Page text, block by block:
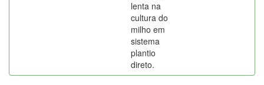
lenta na
cultura do
milho em
sistema
plantio
direto.